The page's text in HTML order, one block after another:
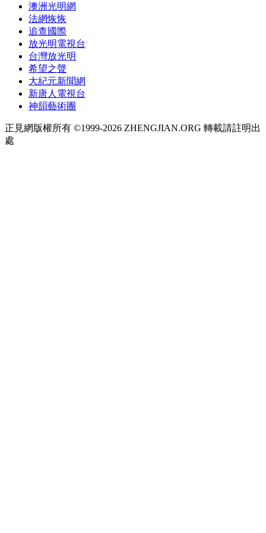
澳洲光明網
法網恢恢
追查國際
放光明電視台
台灣放光明
希望之聲
大紀元新聞網
新唐人電視台
神韻藝術團
正見網版權所有 ©1999-2026 ZHENGJIAN.ORG 轉載請註明出
處